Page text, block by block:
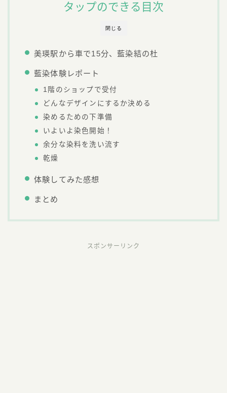
閉じる
タップのできる目次
美瑛駅から車で15分、藍染結の杜
藍染体験レポート
1階のショップで受付
どんなデザインにするか決める
染めるための下準備
いよいよ染色開始！
余分な染料を洗い流す
乾燥
体験してみた感想
まとめ
スポンサーリンク